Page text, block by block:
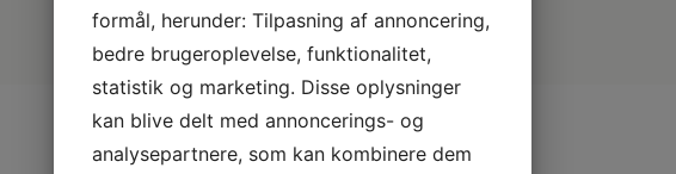
formål, herunder: Tilpasning af annoncering,
bedre brugeroplevelse, funktionalitet,
statistik og marketing. Disse oplysninger
kan blive delt med annoncerings- og
analysepartnere, som kan kombinere dem